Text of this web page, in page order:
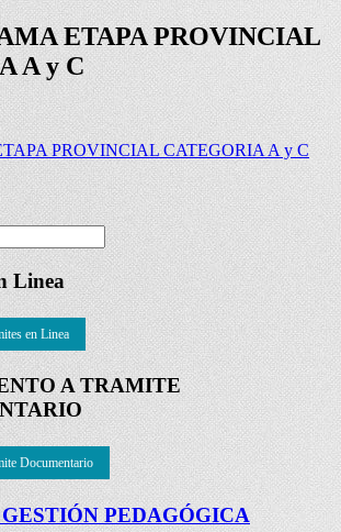
ETAPA PROVINCIAL
A y C
PROVINCIAL CATEGORIA A y C
Linea
en Linea
A TRAMITE
Documentario
PEDAGÓGICA